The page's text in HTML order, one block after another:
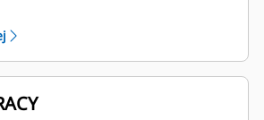
zmęczenie operatora.
ptaka, zapewnia zwiększoną
Object Detection wykorzystuje
aby ostrzegać operatora przed
lub nieruchomymi przeszkodami